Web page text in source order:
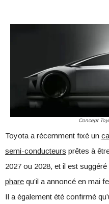
Concept
Toyota a récemment fixé un
semi-conducteurs prêtes à
2027 ou 2028, et il est suggéré
phare qu’il a annoncé en mai
Il a également été confirmé